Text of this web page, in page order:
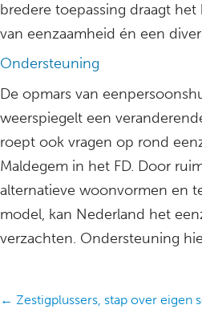
bredere toepassing draagt
van eenzaamheid én een
Ondersteuning
De opmars van
weerspiegelt een
roept ook vragen op rond
Maldegem in het FD. Door
alternatieve woonvormen en
model, kan Nederland het
verzachten. Ondersteuning
Posts
← Zestigplussers, stap over eigen